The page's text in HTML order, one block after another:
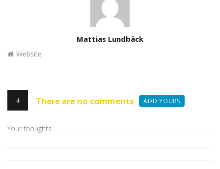
Mattias Lundbäck
Website
+ There are no comments ADD YOURS